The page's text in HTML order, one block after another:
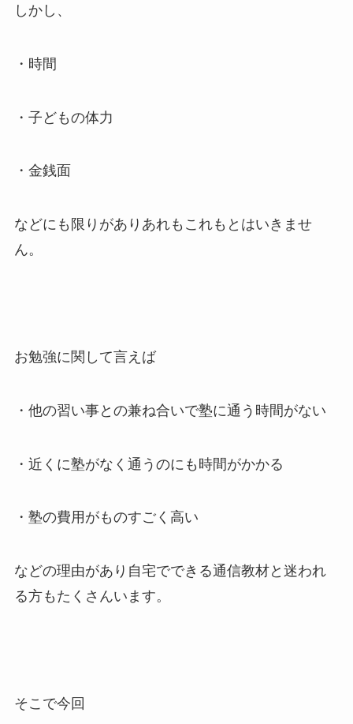
しかし、
・時間
・子どもの体力
・金銭面
などにも限りがありあれもこれもとはいきませ
ん。
お勉強に関して言えば
・他の習い事との兼ね合いで塾に通う時間がない
・近くに塾がなく通うのにも時間がかかる
・塾の費用がものすごく高い
などの理由があり自宅でできる通信教材と迷われ
る方もたくさんいます。
そこで今回